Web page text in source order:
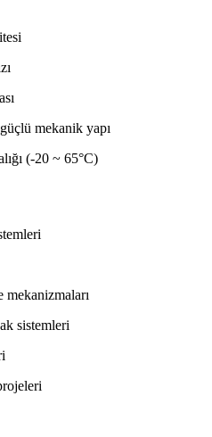
mekanik yapı
(-20 ~ 65°C)
mekanizmaları
sistemleri